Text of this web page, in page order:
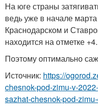
На юге страны
ведь уже в начале
Краснодарском и
находится на отметке +4.
Поэтому оптимально
Источник: https://
chesnok-pod-zimu-v-
sazhat-chesnok-pod-